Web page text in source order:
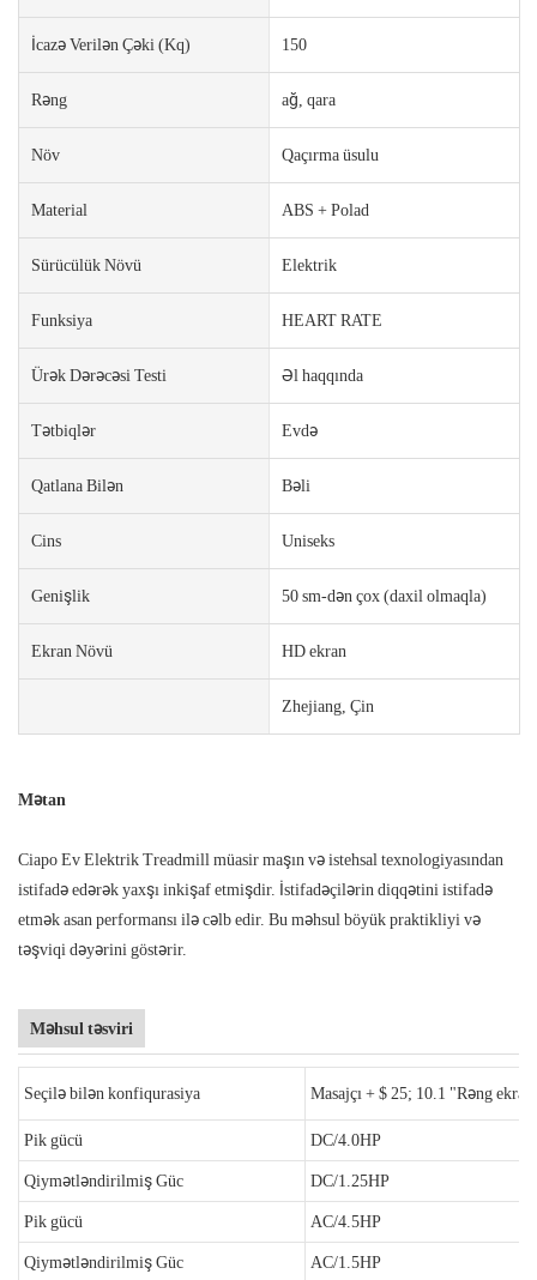
İcazə Verilən Çəki (kq) 150
Rəng ağ, qara
Növ Qaçırma üsulu
Material ABS + Polad
Sürücülük Növü Elektrik
Funksiya HEART RATE
Ürək Dərəcəsi Testi Əl haqqında
Tətbiqlər Evdə
Qatlana Bilən Bəli
Cins Uniseks
Genişlik 50 sm-dən çox (daxil olmaqla)
Ekran Növü HD ekran
Zhejiang, Çin
Mətan
Ciapo Ev Elektrik Treadmill müasir maşın və istehsal texnologiyasından
istifadə edərək yaxşı inkişaf etmişdir. İstifadəçilərin diqqətini istifadə
etmək asan performansı ilə cəlb edir. Bu məhsul böyük praktikliyi və
təşviqi dəyərini göstərir.
Məhsul təsviri
Seçilə bilən konfiqurasiya Masajçı + $ 25; 10.1 "Rəng
Pik gücü DC/4.0HP
Qiymətləndirilmiş Güc DC/1.25HP
Pik gücü AC/4.5HP
Qiymətləndirilmiş Güc AC/1.5HP